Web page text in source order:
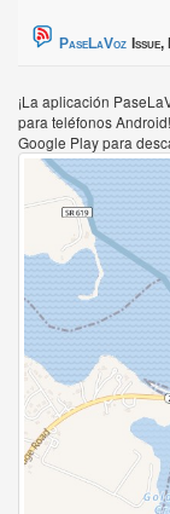
PaseLaVoz
¡La aplicación
para teléfonos
Google Play para